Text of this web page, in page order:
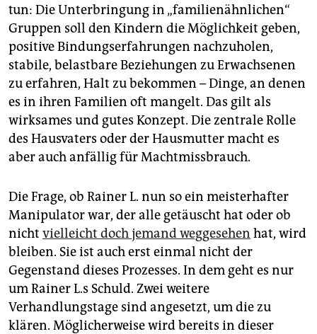
tun: Die Unterbringung in „familienähnlichen“
Gruppen soll den Kindern die Möglichkeit geben,
positive Bindungserfahrungen nachzuholen,
stabile, belastbare Beziehungen zu Erwachsenen
zu erfahren, Halt zu bekommen – Dinge, an denen
es in ihren Familien oft mangelt. Das gilt als
wirksames und gutes Konzept. Die zentrale Rolle
des Hausvaters oder der Hausmutter macht es
aber auch anfällig für Machtmissbrauch.
Die Frage, ob Rainer L. nun so ein meisterhafter
Manipulator war, der alle getäuscht hat oder ob
nicht vielleicht doch jemand weggesehen hat, wird
bleiben. Sie ist auch erst einmal nicht der
Gegenstand dieses Prozesses. In dem geht es nur
um Rainer L.s Schuld. Zwei weitere
Verhandlungstage sind angesetzt, um die zu
klären. Möglicherweise wird bereits in dieser